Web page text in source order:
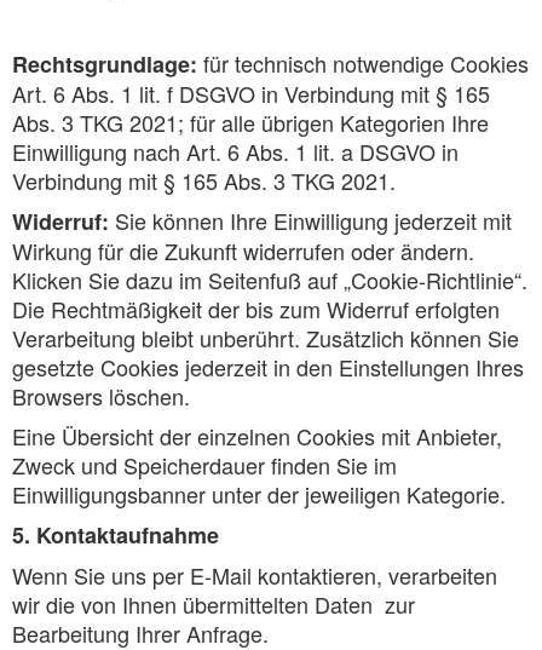
Rechtsgrundlage: für technisch notwendige Cookies
Art. 6 Abs. 1 lit. f DSGVO in Verbindung mit § 165
Abs. 3 TKG 2021; für alle übrigen Kategorien Ihre
Einwilligung nach Art. 6 Abs. 1 lit. a DSGVO in
Verbindung mit § 165 Abs. 3 TKG 2021.
Widerruf: Sie können Ihre Einwilligung jederzeit mit
Wirkung für die Zukunft widerrufen oder ändern.
Klicken Sie dazu im Seitenfuß auf „Cookie-Richtlinie“.
Die Rechtmäßigkeit der bis zum Widerruf erfolgten
Verarbeitung bleibt unberührt. Zusätzlich können Sie
gesetzte Cookies jederzeit in den Einstellungen Ihres
Browsers löschen.
Eine Übersicht der einzelnen Cookies mit Anbieter,
Zweck und Speicherdauer finden Sie im
Einwilligungsbanner unter der jeweiligen Kategorie.
5. Kontaktaufnahme
Wenn Sie uns per E-Mail kontaktieren, verarbeiten
wir die von Ihnen übermittelten Daten zur
Bearbeitung Ihrer Anfrage.